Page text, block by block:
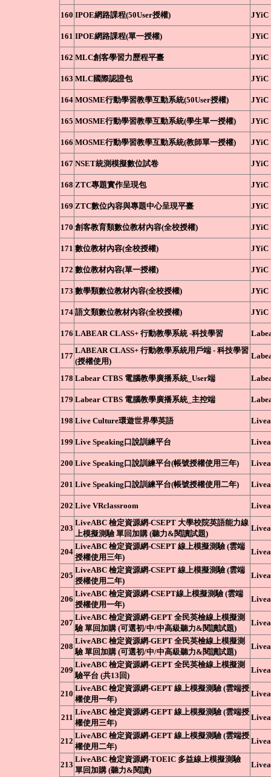
160 IPOE網路課程(50User授權) JYiC
161 IPOE網路課程(單一授權) JYiC
162 MLC創客學習力歷程平臺 JYiC
163 MLC國際認證包 JYiC
164 MOSME行動學習教學互動系統(50User授權) JYiC
165 MOSME行動學習教學互動系統(學生單一授權) JYiC
166 MOSME行動學習教學互動系統(教師單一授權) JYiC
167 NSET統測模擬數位試卷 JYiC
168 ZTC專題實作呈現包 JYiC
169 ZTC數位內容與專題中心呈現平臺 JYiC
170 創客教育類數位教材內容(全校授權) JYiC
171 數位教材內容(全校授權) JYiC
172 數位教材內容(單一授權) JYiC
173 數學類數位教材內容(全校授權) JYiC
174 語文類數位教材內容(全校授權) JYiC
176 LABEAR CLASS+ 行動教學系統 -科技學習
177
LABEAR CLASS+ 行動教學系統用戶端 - 科技學習
(授權使用)
178 Labear CTBS 電腦教學廣播系統_User端
179 Labear CTBS 電腦教學廣播系統_主控端
198 Live Culture環遊世界學英語
199 Live Speaking口說訓練平台
200 Live Speaking口說訓練平台(帳號授權使用三年)
201 Live Speaking口說訓練平台(帳號授權使用二年)
202 Live VRclassroom
203
LiveABC 檢定資源網-CSEPT 大學校院英語能力線
上模擬測驗 單回加購 (聽力&閱讀試題)
204
LiveABC 檢定資源網-CSEPT 線上模擬測驗 (雲端
授權使用三年)
205
LiveABC 檢定資源網-CSEPT 線上模擬測驗 (雲端
授權使用二年)
206
LiveABC 檢定資源網-CSEPT線上模擬測驗 (雲端
授權使用一年)
207
LiveABC 檢定資源網-GEPT 全民英檢線上模擬測
驗 單回加購 (可選初/中/中高級聽力&閱讀試題)
208
LiveABC 檢定資源網-GEPT 全民英檢線上模擬測
驗 單回加購 (可選初/中/中高級聽力&閱讀試題)
209
LiveABC 檢定資源網-GEPT 全民英檢線上模擬測
驗平台 (共13回)
210
LiveABC 檢定資源網-GEPT 線上模擬測驗 (雲端授
權使用一年)
211
LiveABC 檢定資源網-GEPT 線上模擬測驗 (雲端授
權使用三年)
212
LiveABC 檢定資源網-GEPT 線上模擬測驗 (雲端授
權使用二年)
213
LiveABC 檢定資源網-TOEIC 多益線上模擬測驗
單回加購 (聽力&閱讀)